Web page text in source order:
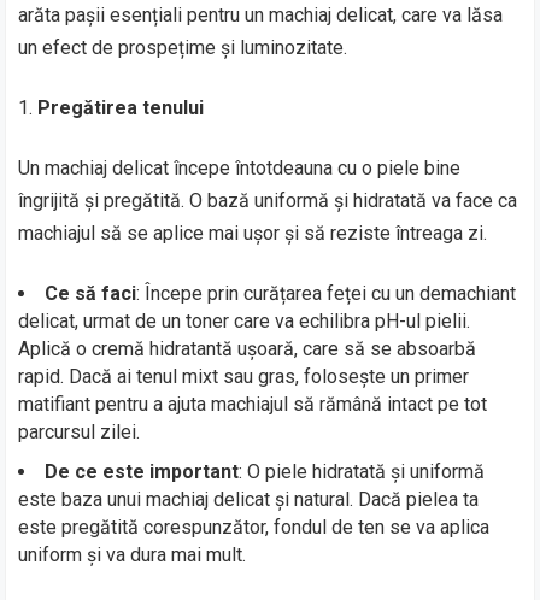
arăta pașii esențiali pentru un machiaj delicat, care va lăsa
un efect de prospețime și luminozitate.
Pregătirea tenului
Un machiaj delicat începe întotdeauna cu o piele bine
îngrijită și pregătită. O bază uniformă și hidratată va face ca
machiajul să se aplice mai ușor și să reziste întreaga zi.
Ce să faci: Începe prin curățarea feței cu un demachiant
delicat, urmat de un toner care va echilibra pH-ul pielii.
Aplică o cremă hidratantă ușoară, care să se absoarbă
rapid. Dacă ai tenul mixt sau gras, folosește un primer
matifiant pentru a ajuta machiajul să rămână intact pe tot
parcursul zilei.
De ce este important: O piele hidratată și uniformă
este baza unui machiaj delicat și natural. Dacă pielea ta
este pregătită corespunzător, fondul de ten se va aplica
uniform și va dura mai mult.